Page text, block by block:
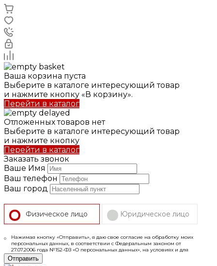
Ваша корзина пуста
Выберите в каталоге интересующий товар
и нажмите кнопку «В корзину».
Перейти в каталог
Отложенных товаров нет
Выберите в каталоге интересующий товар
и нажмите кнопку
Перейти в каталог
Заказать звонок
Ваше Имя
Ваш телефон
Ваш город
Физическое лицо Юридическое лицо
Нажимая кнопку «Отправить», я даю свое согласие на обработку моих
персональных данных, в соответствии с Федеральным законом от
27.07.2006 года №152-ФЗ «О персональных данных», на условиях и для
целей, определенных в
Политике конфиденциальности
Отправить